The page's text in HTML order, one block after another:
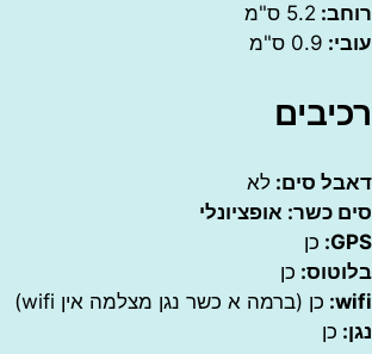
5.2 ס"מ
0.9 ס"מ
סים:לא
אופציונלי
כן
כן
כן (ברמה א כשר נגן מצלמה אין wifi)